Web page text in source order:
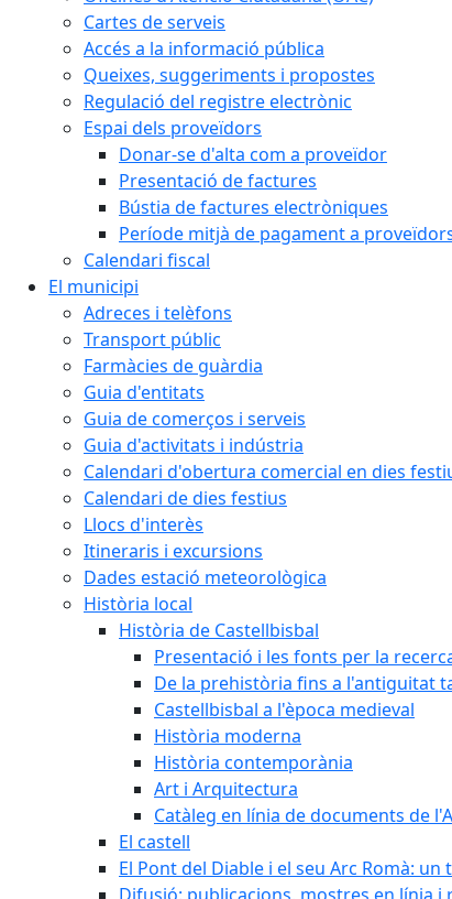
Cartes de serveis
Accés a la informació pública
Queixes, suggeriments i propostes
Regulació del registre electrònic
Espai dels proveïdors
Donar-se d'alta com a proveïdor
Presentació de factures
Bústia de factures electròniques
Període mitjà de pagament a
Calendari fiscal
El municipi
Adreces i telèfons
Transport públic
Farmàcies de guàrdia
Guia d'entitats
Guia de comerços i serveis
Guia d'activitats i indústria
Calendari d'obertura comercial en dies
Calendari de dies festius
Llocs d'interès
Itineraris i excursions
Dades estació meteorològica
Història local
Història de Castellbisbal
Presentació i les fonts per la
De la prehistòria fins a l'antiguitat
Castellbisbal a l'època medieval
Història moderna
Història contemporània
Art i Arquitectura
Catàleg en línia de documents de
El castell
El Pont del Diable i el seu Arc Romà: